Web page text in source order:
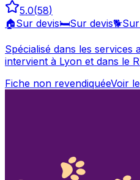
5.0(58)
🏠Sur devis🛏️Sur devis🐕
Spécialisé dans les
intervient à Lyon et dans le Rhône. Fort de
confiance pour la garde de votre chien.
Fiche non revendiquéeVoir